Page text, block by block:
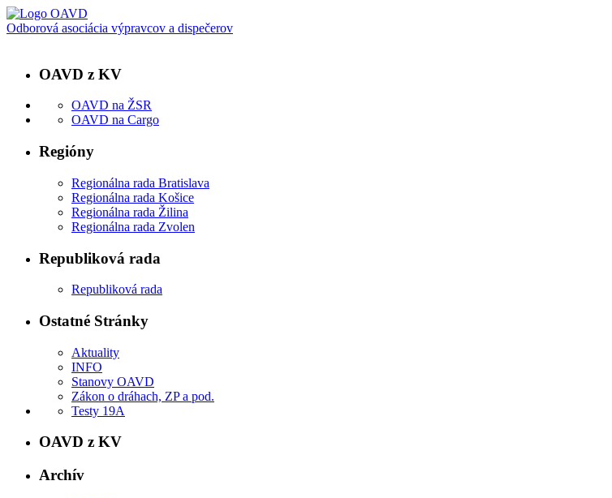
Odborová asociácia výpravcov a dispečerov
OAVD z KV
OAVD na ŽSR
OAVD na Cargo
Regióny
Regionálna rada Bratislava
Regionálna rada Košice
Regionálna rada Žilina
Regionálna rada Zvolen
Republiková rada
Republiková rada
Ostatné Stránky
Aktuality
INFO
Stanovy OAVD
Zákon o dráhach, ZP a pod.
Testy 19A
OAVD z KV
Archív